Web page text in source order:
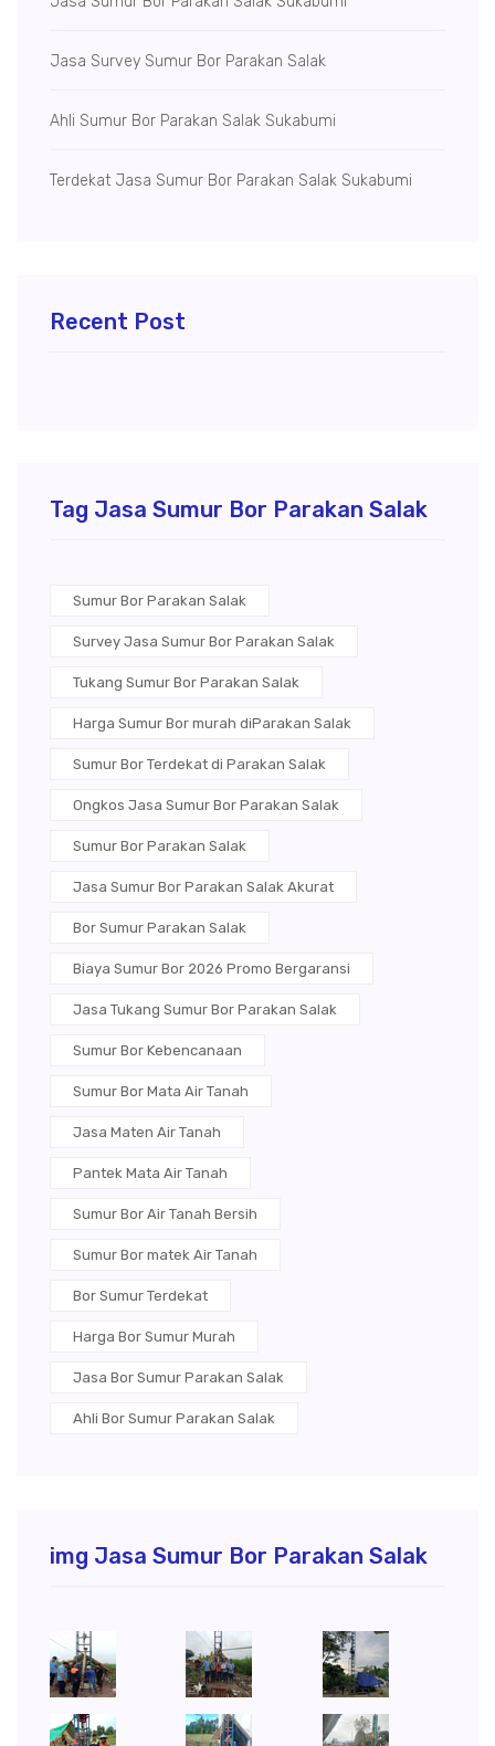
Jasa Survey Sumur Bor Parakan Salak
Ahli Sumur Bor Parakan Salak Sukabumi
Terdekat Jasa Sumur Bor Parakan Salak Sukabumi
Recent Post
Tag Jasa Sumur Bor Parakan Salak
Sumur Bor Parakan Salak
Survey Jasa Sumur Bor Parakan Salak
Tukang Sumur Bor Parakan Salak
Harga Sumur Bor murah diParakan Salak
Sumur Bor Terdekat di Parakan Salak
Ongkos Jasa Sumur Bor Parakan Salak
Sumur Bor Parakan Salak
Jasa Sumur Bor Parakan Salak Akurat
Bor Sumur Parakan Salak
Biaya Sumur Bor 2026 Promo Bergaransi
Jasa Tukang Sumur Bor Parakan Salak
Sumur Bor Kebencanaan
Sumur Bor Mata Air Tanah
Jasa Maten Air Tanah
Pantek Mata Air Tanah
Sumur Bor Air Tanah Bersih
Sumur Bor matek Air Tanah
Bor Sumur Terdekat
Harga Bor Sumur Murah
Jasa Bor Sumur Parakan Salak
Ahli Bor Sumur Parakan Salak
img Jasa Sumur Bor Parakan Salak